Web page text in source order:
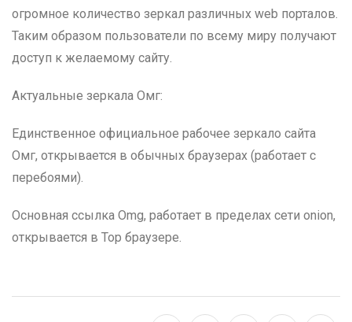
огромное количество зеркал различных web порталов.
Таким образом пользователи по всему миру получают
доступ к желаемому сайту.
Актуальные зеркала Омг:
Единственное официальное рабочее зеркало сайта
Омг, открывается в обычных браузерах (работает с
перебоями).
Основная ссылка Omg, работает в пределах сети onion,
открывается в Тор браузере.